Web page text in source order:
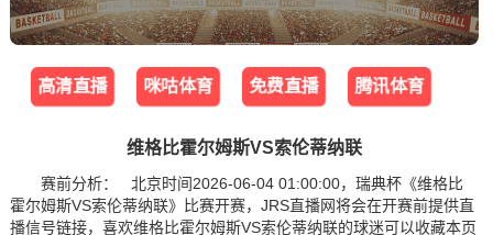
高清直播 咪咕体育 免费直播 腾讯体育
维格比霍尔姆斯VS索伦蒂纳联
赛前分析： 北京时间2026-06-04 01:00:00，瑞典杯《维格比
霍尔姆斯VS索伦蒂纳联》比赛开赛，JRS直播网将会在开赛前提供直
播信号链接，喜欢维格比霍尔姆斯VS索伦蒂纳联的球迷可以收藏本页